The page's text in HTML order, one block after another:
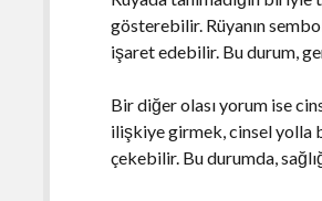
gösterebilir. Rüyanın
işaret edebilir. Bu durum,
Bir diğer olası yorum ise
ilişkiye girmek, cinsel yolla
çekebilir. Bu durumda,